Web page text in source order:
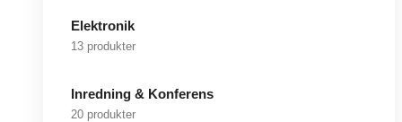
Elektronik
13 produkter
Inredning & Konferens
20 produkter